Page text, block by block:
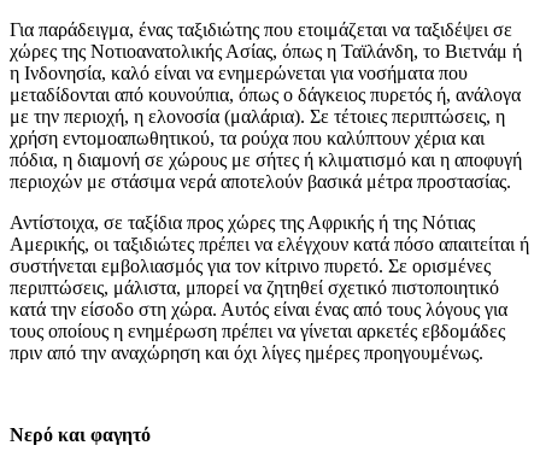
Για παράδειγμα, ένας ταξιδιώτης που ετοιμάζεται να ταξιδέψει σε
χώρες της Νοτιοανατολικής Ασίας, όπως η Ταϊλάνδη, το Βιετνάμ ή
η Ινδονησία, καλό είναι να ενημερώνεται για νοσήματα που
μεταδίδονται από κουνούπια, όπως ο δάγκειος πυρετός ή, ανάλογα
με την περιοχή, η ελονοσία (μαλάρια). Σε τέτοιες περιπτώσεις, η
χρήση εντομοαπωθητικού, τα ρούχα που καλύπτουν χέρια και
πόδια, η διαμονή σε χώρους με σήτες ή κλιματισμό και η αποφυγή
περιοχών με στάσιμα νερά αποτελούν βασικά μέτρα προστασίας.
Αντίστοιχα, σε ταξίδια προς χώρες της Αφρικής ή της Νότιας
Αμερικής, οι ταξιδιώτες πρέπει να ελέγχουν κατά πόσο απαιτείται ή
συστήνεται εμβολιασμός για τον κίτρινο πυρετό. Σε ορισμένες
περιπτώσεις, μάλιστα, μπορεί να ζητηθεί σχετικό πιστοποιητικό
κατά την είσοδο στη χώρα. Αυτός είναι ένας από τους λόγους για
τους οποίους η ενημέρωση πρέπει να γίνεται αρκετές εβδομάδες
πριν από την αναχώρηση και όχι λίγες ημέρες προηγουμένως.
Νερό και φαγητό